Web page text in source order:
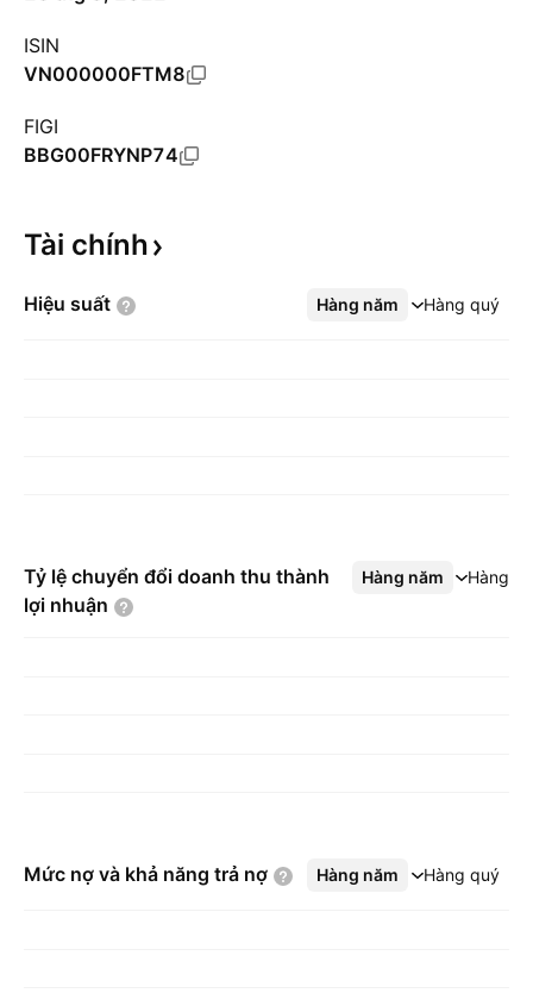
ISIN
VN000000FTM8
FIGI
BBG00FRYNP74
Tài chính
Hiệu suất Hàng năm Hàng quý
Xem thêm
Tỷ lệ chuyển đổi doanh thu thành
lợi nhuận
Hàng năm Hàng
Xem thêm
Mức nợ và khả năng trả nợ Hàng năm Hàng quý
Xem thêm